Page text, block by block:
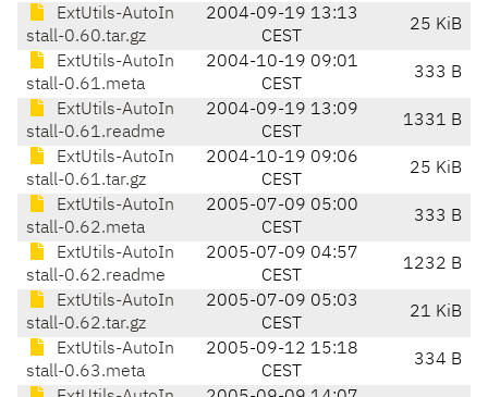
ExtUtils-AutoIn
stall-0.60.tar.gz
2004-09-19 13:13
CEST
25 KiB
ExtUtils-AutoIn
stall-0.61.meta
2004-10-19 09:01
CEST
333 B
ExtUtils-AutoIn
stall-0.61.readme
2004-09-19 13:09
CEST
1331 B
ExtUtils-AutoIn
stall-0.61.tar.gz
2004-10-19 09:06
CEST
25 KiB
ExtUtils-AutoIn
stall-0.62.meta
2005-07-09 05:00
CEST
333 B
ExtUtils-AutoIn
stall-0.62.readme
2005-07-09 04:57
CEST
1232 B
ExtUtils-AutoIn
stall-0.62.tar.gz
2005-07-09 05:03
CEST
21 KiB
ExtUtils-AutoIn
stall-0.63.meta
2005-09-12 15:18
CEST
334 B